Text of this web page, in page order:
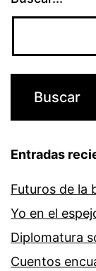
Entradas
Futuros de la
Yo en el
Diplomatura
Cuentos